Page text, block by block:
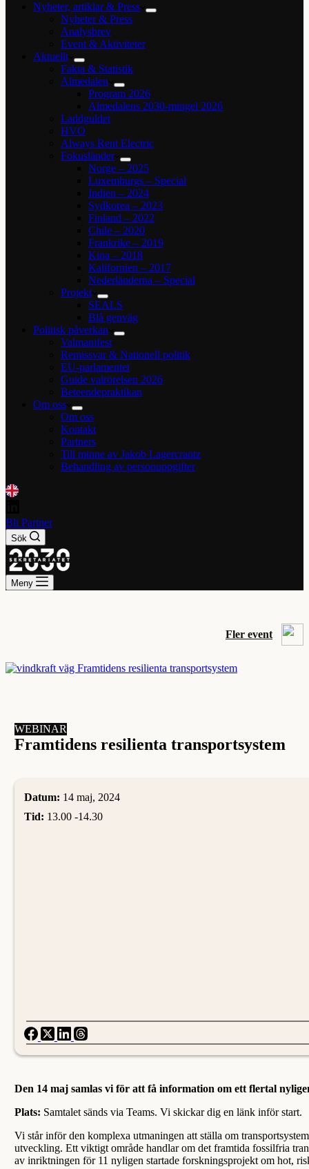
Nyheter, artiklar & Press
Nyheter & Press
Analysbrev
Event & Aktiviteter
Aktuellt
Fakta & Statistik
Almedalen
Program 2026
Almedalens 2030-mingel 2026
Laddguldet
HVO
Always Rent Electric
Fokusländer
Norge – 2025
Luxemburgs – Special
Indien – 2024
Sydkorea – 2023
Finland – 2022
Chile – 2020
Frankrike – 2019
Kina – 2018
Kalifornien – 2017
Nederländerna – Special
Projekt
SEALS
Blå genväg
Politisk påverkan
Valmanifest
Remissvar & Nationell politik
EU-parlamentet
Guide valrörelsen 2026
Beteendepraktikan
Om oss
Om oss
Kontakt
Partners
Till minne av Jakob Lagercrantz
Behandling av personuppgifter
Bli Partner
Sök
Meny
Fler event
WEBINAR
Framtidens resilienta transportsystem
Datum: 14 maj, 2024
Tid: 13.00 -14.30
Den 14 maj samlas vi för att få information om ett flertal
Plats: Samtalet sänds via Teams. Vi skickar dig en länk inför start.
Vi står inför den komplexa utmaningen att ställa om
utveckling. Ett viktigt område handlar om det framtida fossilfria
av inriktningen för 11 nyligen startade forskningsprojekt om hot,